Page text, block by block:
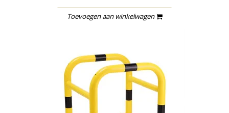
Toevoegen aan winkelwagen